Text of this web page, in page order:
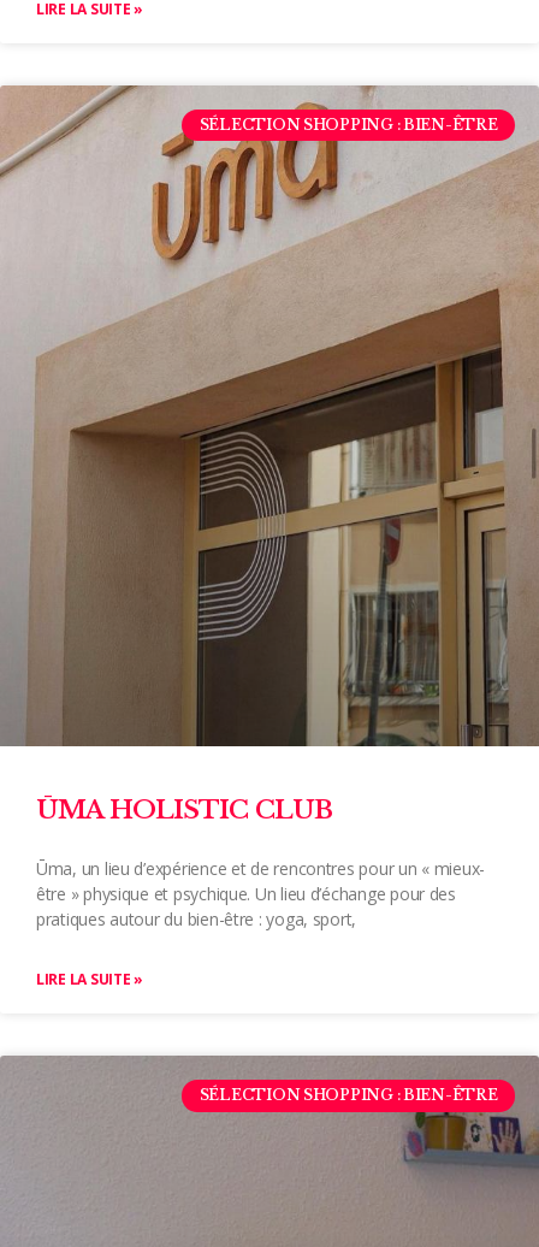
LIRE LA SUITE »
SÉLECTION SHOPPING : BIEN-ÊTRE
ŪMA HOLISTIC CLUB
Ūma, un lieu d’expérience et de rencontres pour un « mieux-
être » physique et psychique. Un lieu d’échange pour des
pratiques autour du bien-être : yoga, sport,
LIRE LA SUITE »
SÉLECTION SHOPPING : BIEN-ÊTRE